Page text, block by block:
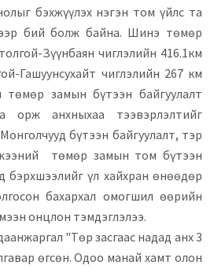
бэхжүүлэх нэгэн том үйлс та
бий болж байна. Шинэ төмөр
Зүүнбаян чиглэлийн 416.1км
Гашуунсухайт чиглэлийн 267 км
замын бүтээн байгуулалт
орж анхныхаа тээвэрлэлтийг
бүтээн байгуулалт, тэр
төмөр замын том бүтээн
бэрхшээлийг үл хайхран өнөөдөр
бахархал омогшил өөрийн
онцлон тэмдэглэлээ.
"Төр засгаас надад анх 3
өгсөн. Одоо манай хамт олон